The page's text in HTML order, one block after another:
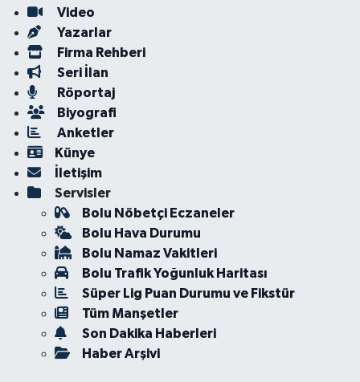
Video
Yazarlar
Firma Rehberi
Seri İlan
Röportaj
Biyografi
Anketler
Künye
İletişim
Servisler
Bolu Nöbetçi Eczaneler
Bolu Hava Durumu
Bolu Namaz Vakitleri
Bolu Trafik Yoğunluk Haritası
Süper Lig Puan Durumu ve Fikstür
Tüm Manşetler
Son Dakika Haberleri
Haber Arşivi